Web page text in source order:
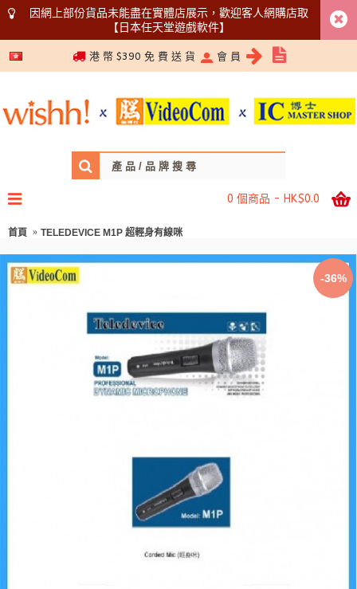
因網上部份貨品未能盡在實體店展示，歡迎客人網購店取
【日本任天堂遊戲軟件】
5366 1340
港 幣 $390 免 費 送 貨 會 員
0 個商品 - HK$0.0
首頁 TELEDEVICE M1P 超輕身有線咪
-36%